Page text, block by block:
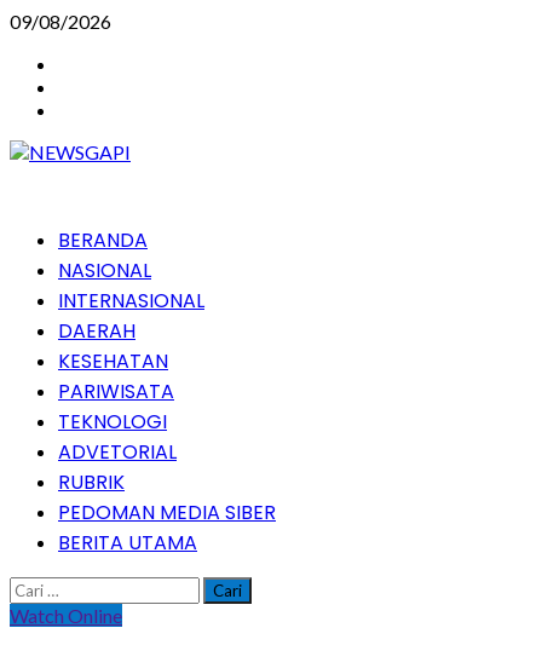
Skip
content
09/08/2026
PrimaryBERANDA
NASIONAL
INTERNASIONAL
DAERAH
KESEHATAN
PARIWISATA
TEKNOLOGI
ADVETORIAL
RUBRIK
PEDOMAN MEDIA SIBER
BERITA UTAMA
Cari
untuk:
Watch Online